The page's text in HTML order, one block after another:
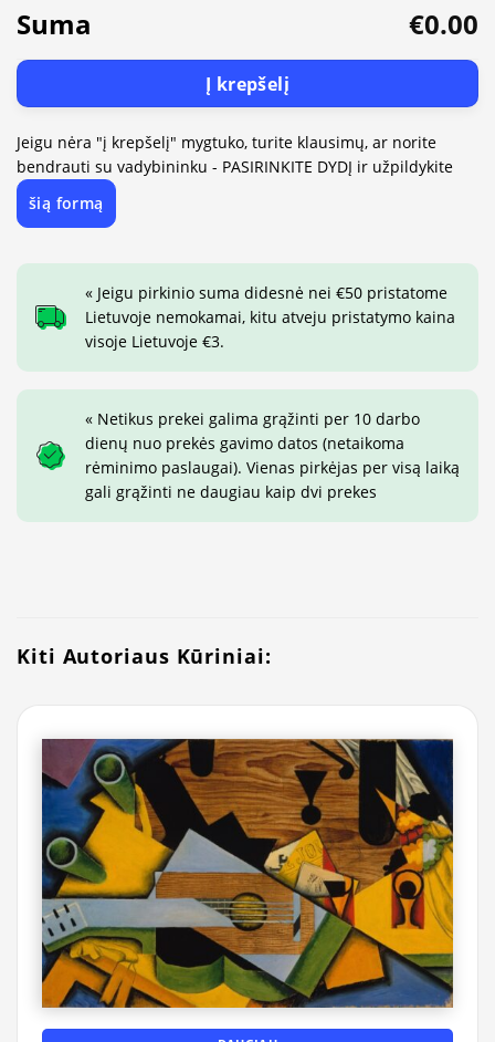
Suma €0.00
Į krepšelį
Jeigu nėra "į krepšelį" mygtuko, turite klausimų, ar norite
bendrauti su vadybininku - PASIRINKITE DYDĮ ir užpildykite
šią formą
« Jeigu pirkinio suma didesnė nei €50 pristatome
Lietuvoje nemokamai, kitu atveju pristatymo kaina
visoje Lietuvoje €3.
« Netikus prekei galima grąžinti per 10 darbo
dienų nuo prekės gavimo datos (netaikoma
rėminimo paslaugai). Vienas pirkėjas per visą laiką
gali grąžinti ne daugiau kaip dvi prekes
Kiti Autoriaus Kūriniai: